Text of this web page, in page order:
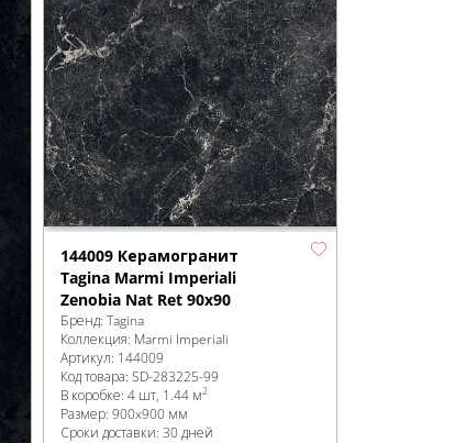
144009 Керамогранит
Tagina Marmi Imperiali
Zenobia Nat Ret 90x90
Бренд: Tagina
Коллекция: Marmi Imperiali
Артикул: 144009
Код товара: SD-283225-99
В коробке: 4 шт, 1.44 м2
Размер: 900x900 мм
Сроки доставки: 30 дней